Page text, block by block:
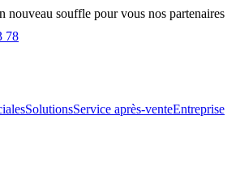
nouveau souffle pour vous nos partenaires
78
SolutionsService après-venteEntreprise